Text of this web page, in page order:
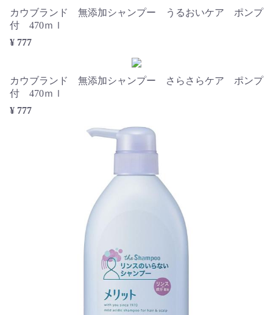
カウブランド 無添加シャンプー うるおいケア ポンプ
付 470ｍｌ
¥ 777
カウブランド 無添加シャンプー さらさらケア ポンプ
付 470ｍｌ
¥ 777